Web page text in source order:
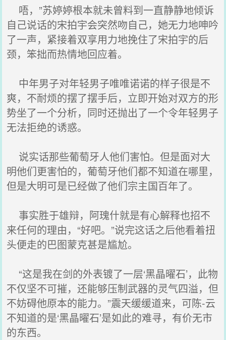
唔，”苏婷婷根本就未曾料到一直静静地倾诉
自己说话的宋拍宇会突然吻自己，她无力地呻吟
了一声，紧接着双享用力地挽住了宋拍宇的后
颈，笨拙而热情地回应着。
中年男子对年轻男子唯唯诺诺的样子很是不
爽，不耐烦的摆了摆手后，立即开始对双方的形
势坐了一个分析，同时还抛出了一个令年轻男子
无法拒绝的诱惑。
说实话那些葡萄牙人他们害怕。但是面对大
明他们更害怕的，葡萄牙他们都不知道在哪里，
但是大明可是已经做了他们宗主国百年了。
事实胜于雄辩，阿瑰什就是有心解释也招不
来任何的理由，“好吧。”说完这话之后他看着扭
头便走的巴图蒙克甚是尴尬。
“这是我在剑的外表镀了一层‘黑晶曜石’，此物
不仅坚不可摧，还能够压制武器的灵气四溢，但
不妨碍他原本的能力。”震天缓缓道来，可陈-云
不知道的是‘黑晶曜石’是如此的难寻，有价无市
的东西。